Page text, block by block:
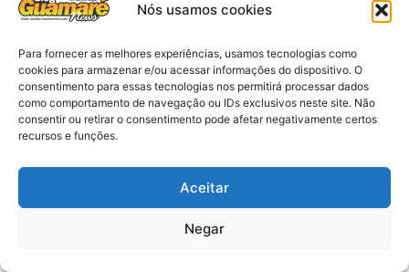
Nós usamos cookies
Para fornecer as melhores experiências, usamos tecnologias como
cookies para armazenar e/ou acessar informações do dispositivo. O
consentimento para essas tecnologias nos permitirá processar dados
como comportamento de navegação ou IDs exclusivos neste site. Não
consentir ou retirar o consentimento pode afetar negativamente certos
recursos e funções.
Aceitar
Negar
28 de julho de 2026
ELEIÇÕES